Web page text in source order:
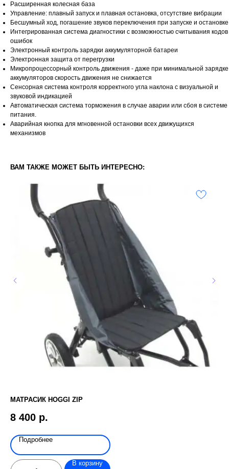
Расширенная колесная база
Управление: плавный запуск и плавная остановка, отсутствие вибрации
Бесшумный ход, погашение звуков переключения при запуске и остановке
Интегрированная система диагностики с возможностью считывания кодов
ошибок
Электронный контроль зарядки аккумуляторной батареи
Электронная защита от перегрузки
Микропроцессорный контроль движения - даже при минимальной зарядке
аккумуляторов скорость движения не снижается
Сенсорная система контроля корректного угла наклона с визуальной и
звуковой индикацией
Автоматическая система торможения в случае аварии или сбоя в системе
питания.
Аварийная кнопка для мгновенной остановки всех движущихся
механизмов
ВАМ ТАКЖЕ МОЖЕТ БЫТЬ ИНТЕРЕСНО:
МАТРАСИК HOGGI ZIP
8 400 р.
Подробнее
В корзину